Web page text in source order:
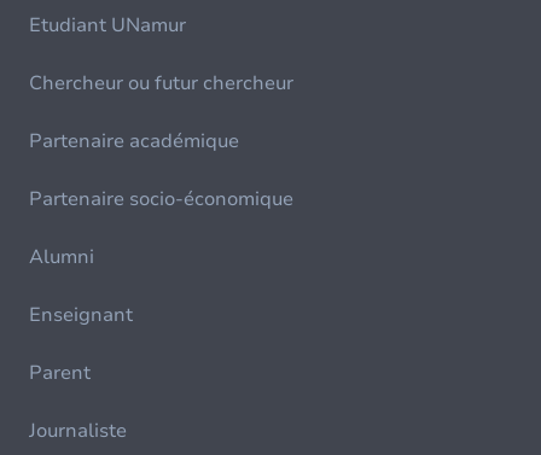
Etudiant UNamur
Chercheur ou futur chercheur
Partenaire académique
Partenaire socio-économique
Alumni
Enseignant
Parent
Journaliste